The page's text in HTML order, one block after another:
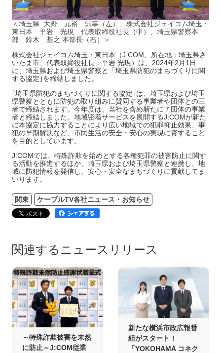
＜埼玉県 大野 元裕 知事（左）、株式会社ジェイコム埼玉・
東日本 平岩 光現 代表取締役社長（中）、埼玉県警察本
部 鈴木 基之 本部長（右）＞
株式会社ジェイコム埼玉・東日本（J:COM、所在地：埼玉県さ
いたま市、代表取締役社長：平岩 光現）は、2024年2月1日
に、埼玉県および埼玉県警察と「埼玉県防犯のまちづくりに関
する協定｣を締結しました。
｢埼玉県防犯のまちづくりに関する協定｣は、埼玉県および埼玉
県警察とともに防犯の取り組みに賛同する事業者や団体との三
者で締結されます。今年度は、当社を含め新たに７団体の事業
者と締結しました。地域密着サービスを展開するJ:COMが新た
に本協定に協力することにより広い地域での犯罪抑止効果、事
犯の早期解決など、市民生活の安全・安心の実現に資すること
を目的としています。
J:COMでは、特殊詐欺を始めとする各種犯罪の被害防止に関す
る活動を推進するほか、埼玉県および埼玉県警察と連携し、地
域に防犯情報を発信し、安心・安全なまちづくりに貢献してま
いります。
関東 ケーブルTV各社ニュース・お知らせ
関連するニュースリリース
～特殊詐欺被害を未然
に防止～J:COM従業
新たな横浜市政広報番
組がスタート！
「YOKOHAMA コネク